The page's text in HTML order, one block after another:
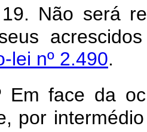
Não será
lei nº 2.490.
Em face da
por